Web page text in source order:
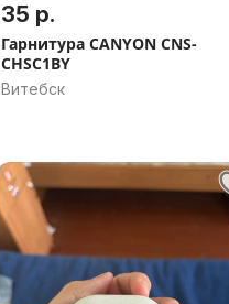
35 р.
Гарнитура CANYON CNS-
CHSC1BY
Витебск